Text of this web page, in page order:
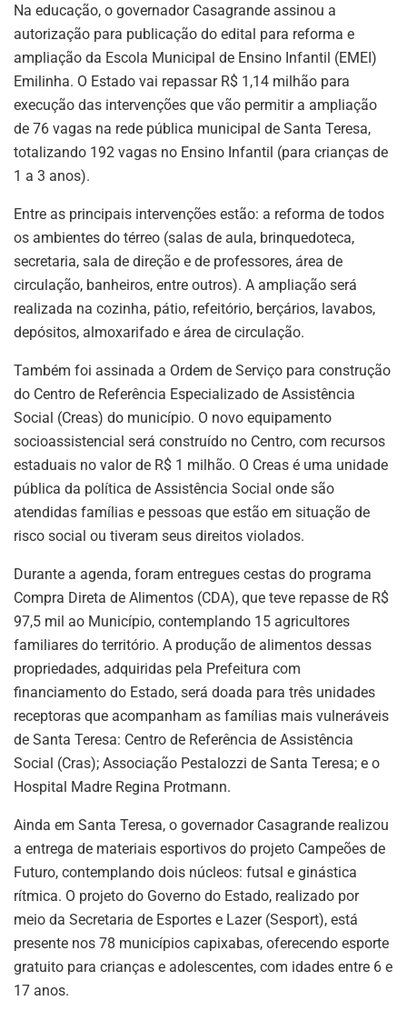
Na educação, o governador Casagrande assinou a
autorização para publicação do edital para reforma e
ampliação da Escola Municipal de Ensino Infantil (EMEI)
Emilinha. O Estado vai repassar R$ 1,14 milhão para
execução das intervenções que vão permitir a ampliação
de 76 vagas na rede pública municipal de Santa Teresa,
totalizando 192 vagas no Ensino Infantil (para crianças de
1 a 3 anos).
Entre as principais intervenções estão: a reforma de todos
os ambientes do térreo (salas de aula, brinquedoteca,
secretaria, sala de direção e de professores, área de
circulação, banheiros, entre outros). A ampliação será
realizada na cozinha, pátio, refeitório, berçários, lavabos,
depósitos, almoxarifado e área de circulação.
Também foi assinada a Ordem de Serviço para construção
do Centro de Referência Especializado de Assistência
Social (Creas) do município. O novo equipamento
socioassistencial será construído no Centro, com recursos
estaduais no valor de R$ 1 milhão. O Creas é uma unidade
pública da política de Assistência Social onde são
atendidas famílias e pessoas que estão em situação de
risco social ou tiveram seus direitos violados.
Durante a agenda, foram entregues cestas do programa
Compra Direta de Alimentos (CDA), que teve repasse de R$
97,5 mil ao Município, contemplando 15 agricultores
familiares do território. A produção de alimentos dessas
propriedades, adquiridas pela Prefeitura com
financiamento do Estado, será doada para três unidades
receptoras que acompanham as famílias mais vulneráveis
de Santa Teresa: Centro de Referência de Assistência
Social (Cras); Associação Pestalozzi de Santa Teresa; e o
Hospital Madre Regina Protmann.
Ainda em Santa Teresa, o governador Casagrande realizou
a entrega de materiais esportivos do projeto Campeões de
Futuro, contemplando dois núcleos: futsal e ginástica
rítmica. O projeto do Governo do Estado, realizado por
meio da Secretaria de Esportes e Lazer (Sesport), está
presente nos 78 municípios capixabas, oferecendo esporte
gratuito para crianças e adolescentes, com idades entre 6 e
17 anos.